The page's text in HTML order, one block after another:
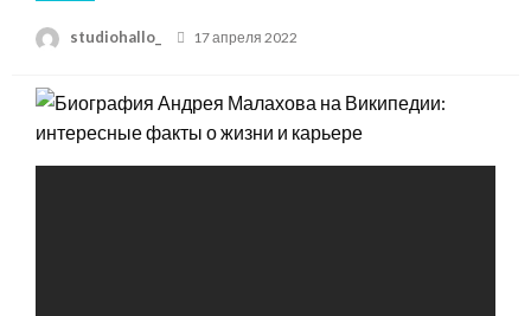
studiohallo_
Posted
17 апреля 2022